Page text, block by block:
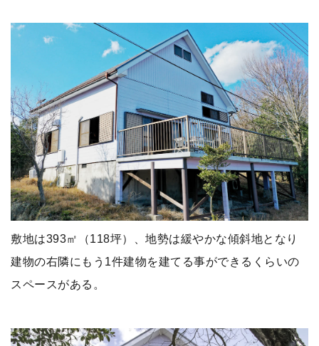
敷地は393㎡（118坪）、地勢は緩やかな傾斜地となり
建物の右隣にもう1件建物を建てる事ができるくらいの
スペースがある。